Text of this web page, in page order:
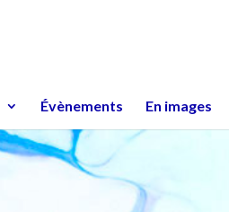
Évènements En images